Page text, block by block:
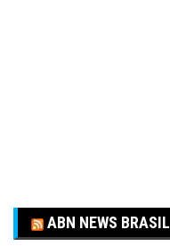
ABN NEWS BRASIL